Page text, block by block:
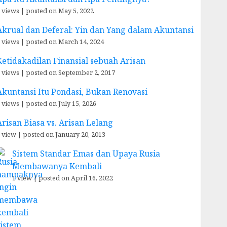
views | posted on May 5, 2022
dan Deferal: Yin dan Yang dalam Akuntansi
views | posted on March 14, 2024
Finansial sebuah Arisan
views | posted on September 2, 2017
Itu Pondasi, Bukan Renovasi
views | posted on July 15, 2026
Biasa vs. Arisan Lelang
view| posted on January 20, 2013
Sistem Standar Emas dan Upaya Rusia
Membawanya Kembali
1 view|posted on April 16, 2022